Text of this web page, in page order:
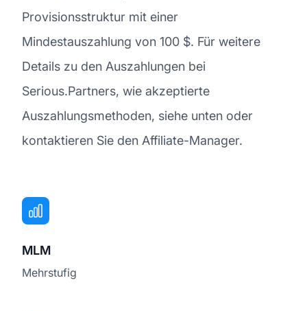
Provisionsstruktur mit einer
Mindestauszahlung von 100 $. Für weitere
Details zu den Auszahlungen bei
Serious.Partners, wie akzeptierte
Auszahlungsmethoden, siehe unten oder
kontaktieren Sie den Affiliate-Manager.
MLM
Mehrstufig